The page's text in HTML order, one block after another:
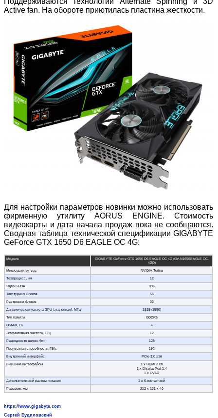
Active fan. На обороте приютилась пластина жесткости.
Для настройки параметров новинки можно использовать
фирменную утилиту AORUS ENGINE. Стоимость
видеокарты и дата начала продаж пока не сообщаются.
Сводная таблица технической спецификации GIGABYTE
GeForce GTX 1650 D6 EAGLE OC 4G:
Модель
GIGABYTE GeForce GTX 1650 D6 EAGLE OC 4G (GV-N1656EAGLE OC-
4GD)
Микроархитектура
NVIDIA Turing
Техпроцесс, нм
12
Ядер CUDA
896
Текстурных блоков
56
Растровых блоков
32
Динамическая частота GPU (эталонная), МГц
1815 (1590)
Тип памяти
GDDR6
Объем, ГБ
4
Эффективная частота, ГГц
12
Разрядность шины, бит
128
Пропускная способность, ГБ/с
192
Внутренний интерфейс
PCIe 3.0 x16
Внешние интерфейсы
1 x HDMI 2.0b
1 x DisplayPort 1.4
1 x DVI-D
Дополнительный разъем питания
1 х 6-контактный
Размеры, мм
212 х 121 х 40
https://www.gigabyte.com
Сергей Будиловский